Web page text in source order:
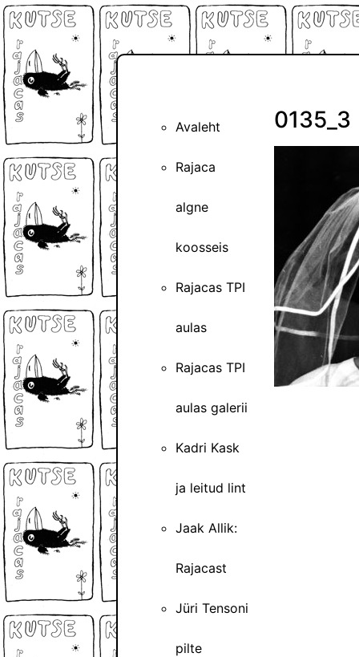
Avaleht
Rajaca
algne
koosseis
Rajacas TPI
aulas
Rajacas TPI
aulas galerii
Kadri Kask
ja leitud lint
Jaak Allik:
Rajacast
Jüri Tensoni
pilte
0135_3